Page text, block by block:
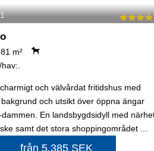
m²
och välvårdat fritidshus med
och utsikt över öppna ängar
En landsbygdsidyll med
samt det stora shoppingområdet ...
från 5.385 SEK